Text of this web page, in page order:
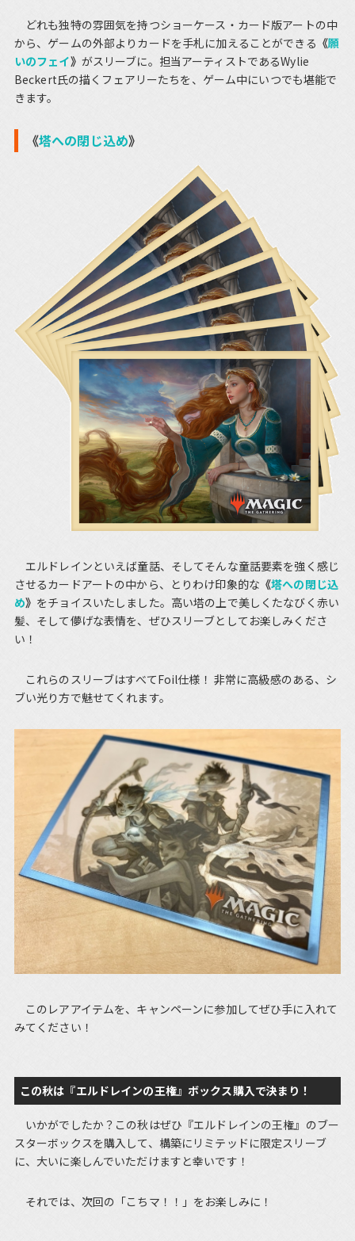
どれも独特の雰囲気を持つショーケース・カード版アートの中
から、ゲームの外部よりカードを手札に加えることができる 《願
いのフェイ》 がスリーブに。担当アーティストであるWylie
Beckert氏の描くフェアリーたちを、ゲーム中にいつでも堪能で
きます。
《塔への閉じ込め》
エルドレインといえば童話、そしてそんな童話要素を強く感じ
させるカードアートの中から、とりわけ印象的な 《塔への閉じ込
め》 をチョイスいたしました。高い塔の上で美しくたなびく赤い
髪、そして儚げな表情を、ぜひスリーブとしてお楽しみくださ
い！
これらのスリーブはすべてFoil仕様！ 非常に高級感のある、シ
ブい光り方で魅せてくれます。
このレアアイテムを、キャンペーンに参加してぜひ手に入れて
みてください！
この秋は『エルドレインの王権』ボックス購入で決まり！
いかがでしたか？この秋はぜひ『エルドレインの王権』のブー
スターボックスを購入して、構築にリミテッドに限定スリーブ
に、大いに楽しんでいただけますと幸いです！
それでは、次回の「こちマ！！」をお楽しみに！